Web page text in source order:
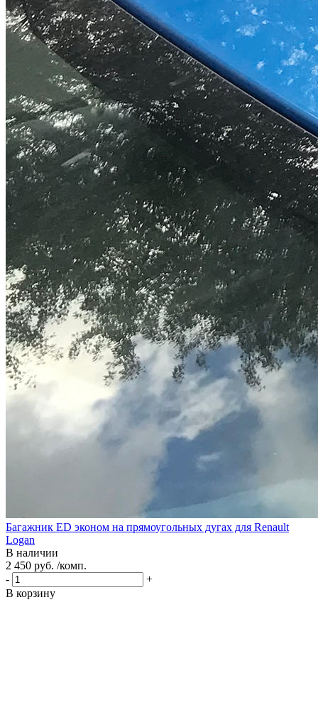
Багажник ED эконом на прямоугольных дугах для Renault
Logan
В наличии
2 450 руб. /комп.
-
+
В корзину